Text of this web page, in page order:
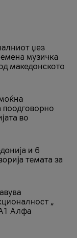
џез
музичка
македонското
во
и 6
темата за
„
Алфа